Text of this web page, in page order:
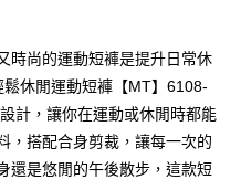
時尚的運動短褲是提升日常休
休閒運動短褲【MT】6108-
計，讓你在運動或休閒時都能
，搭配合身剪裁，讓每一次的
還是悠閒的午後散步，這款短